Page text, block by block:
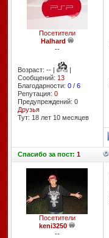
Посетители
Halhard
--
Возраст: -- |
|
Сообщений: 13
Благодарности: 0/ 6
Репутация: 0
Предупреждений: 0
Друзья
Тут: 18 лет 10 месяцев
Спасибоза пост: 1
Посетители
keni3250
--